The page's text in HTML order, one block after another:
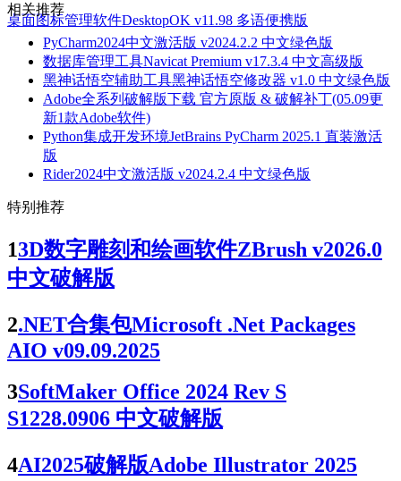
桌面图标管理软件DesktopOK v11.98 多语便携版
相关推荐
PyCharm2024中文激活版 v2024.2.2 中文绿色版
数据库管理工具Navicat Premium v17.3.4 中文高级版
黑神话悟空辅助工具黑神话悟空修改器 v1.0 中文绿色版
Adobe全系列破解版下载 官方原版 & 破解补丁(05.09更
新1款Adobe软件)
Python集成开发环境JetBrains PyCharm 2025.1 直装激活
版
Rider2024中文激活版 v2024.2.4 中文绿色版
特别推荐
13D数字雕刻和绘画软件ZBrush v2026.0
中文破解版
2.NET合集包Microsoft .Net Packages
AIO v09.09.2025
3SoftMaker Office 2024 Rev S
S1228.0906 中文破解版
4AI2025破解版Adobe Illustrator 2025